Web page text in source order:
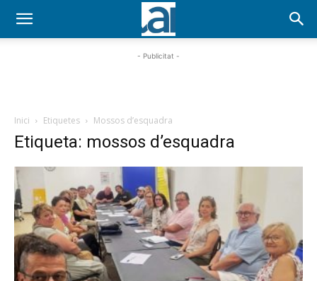
- Publicitat -
Inici Etiquetes Mossos d’esquadra
Etiqueta: mossos d’esquadra